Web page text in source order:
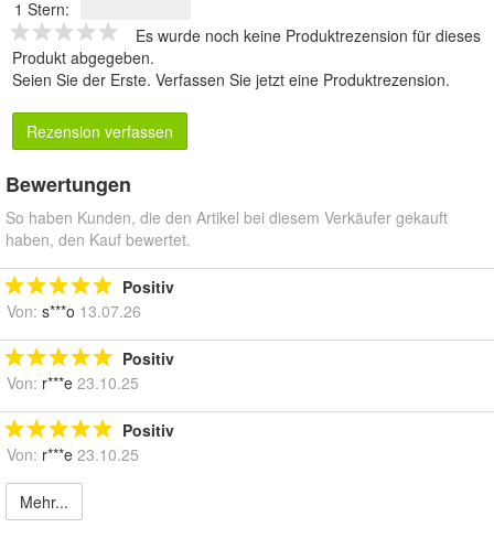
1 Stern:
Es wurde noch keine Produktrezension für dieses
Produkt abgegeben.
Seien Sie der Erste. Verfassen Sie jetzt eine Produktrezension.
Rezension verfassen
Bewertungen
So haben Kunden, die den Artikel bei diesem Verkäufer gekauft
haben, den Kauf bewertet.
Positiv
Von: s***o 13.07.26
Positiv
Von: r***e 23.10.25
Positiv
Von: r***e 23.10.25
Mehr...